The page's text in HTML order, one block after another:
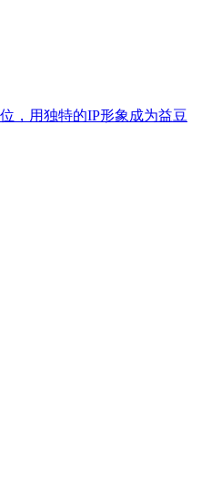
，用独特的IP形象成为益豆